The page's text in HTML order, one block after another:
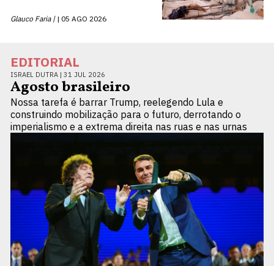
Glauco Faria | 05 AGO 2026
EDITORIAL
ISRAEL DUTRA | 31 JUL 2026
Agosto brasileiro
Nossa tarefa é barrar Trump, reelegendo Lula e
construindo mobilização para o futuro, derrotando o
imperialismo e a extrema direita nas ruas e nas urnas